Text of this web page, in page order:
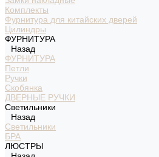
Комплекты
Фурнитура для китайских дверей
Цилиндры
ФУРНИТУРА
Назад
ФУРНИТУРА
Петли
Ручки
Скобянка
ДВЕРНЫЕ РУЧКИ
Светильники
Назад
Светильники
БРА
ЛЮСТРЫ